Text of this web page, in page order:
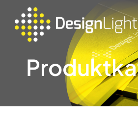
Inhalt
springen